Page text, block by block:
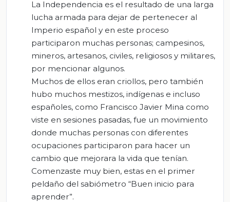
La Independencia es el resultado de una larga
lucha armada para dejar de pertenecer al
Imperio español y en este proceso
participaron muchas personas; campesinos,
mineros, artesanos, civiles, religiosos y militares,
por mencionar algunos.
Muchos de ellos eran criollos, pero también
hubo muchos mestizos, indígenas e incluso
españoles, como Francisco Javier Mina como
viste en sesiones pasadas, fue un movimiento
donde muchas personas con diferentes
ocupaciones participaron para hacer un
cambio que mejorara la vida que tenían.
Comenzaste muy bien, estas en el primer
peldaño del sabiómetro “Buen inicio para
aprender”.